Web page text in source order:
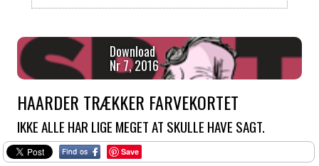
Download
Nr 7, 2016
HAARDER TRÆKKER FARVEKORTET
IKKE ALLE HAR LIGE MEGET AT SKULLE HAVE SAGT.
Save